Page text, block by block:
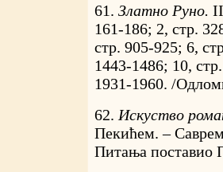
61. Златно Руно.
161-186; 2, стр.
стр. 905-925; 6,
1443-1486; 10,
1931-1960. /
62. Искуство
Пекићем. –
Питања поставио